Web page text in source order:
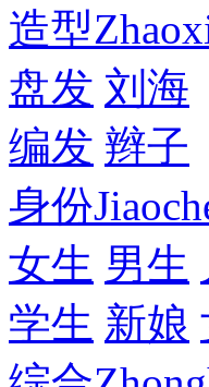
造型
盘发 刘海
编发 辫子
身份
女生 男生
学生 新娘